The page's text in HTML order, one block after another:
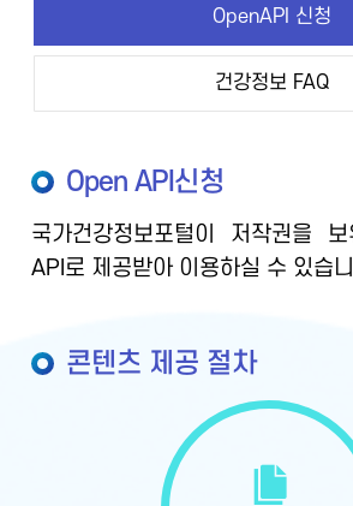
OpenAPI 신청
건강정보 FAQ
Open API신청
국가건강정보포털이 저작권을
API로 제공받아 이용하실 수 있습
콘텐츠 제공 절차